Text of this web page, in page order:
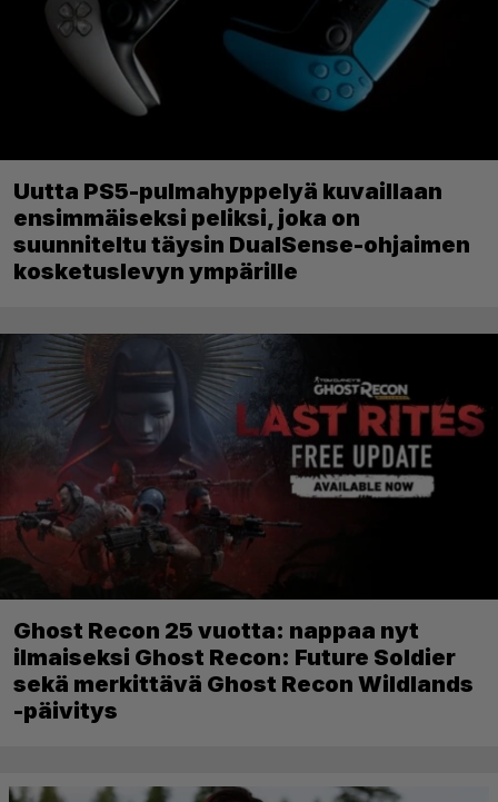
Uutta PS5-pulmahyppelyä kuvaillaan
ensimmäiseksi peliksi, joka on
suunniteltu täysin DualSense-ohjaimen
kosketuslevyn ympärille
Ghost Recon 25 vuotta: nappaa nyt
ilmaiseksi Ghost Recon: Future Soldier
sekä merkittävä Ghost Recon Wildlands
-päivitys